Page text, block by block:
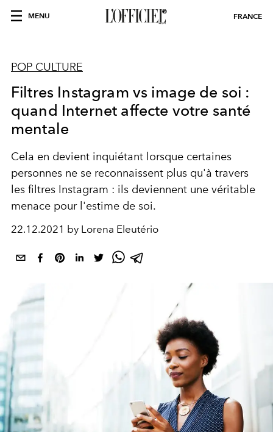
MENU FRANCE
POP CULTURE
Filtres Instagram vs image de soi :
quand Internet affecte votre santé
mentale
Cela en devient inquiétant lorsque certaines
personnes ne se reconnaissent plus qu'à travers
les filtres Instagram : ils deviennent une véritable
menace pour l'estime de soi.
22.12.2021 by Lorena Eleutério